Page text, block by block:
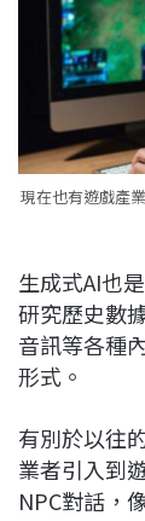
現在也有遊戲產
生成式AI也
研究歷史數
音訊等各種
形式。
有別於以往
業者引入到
NPC對話，